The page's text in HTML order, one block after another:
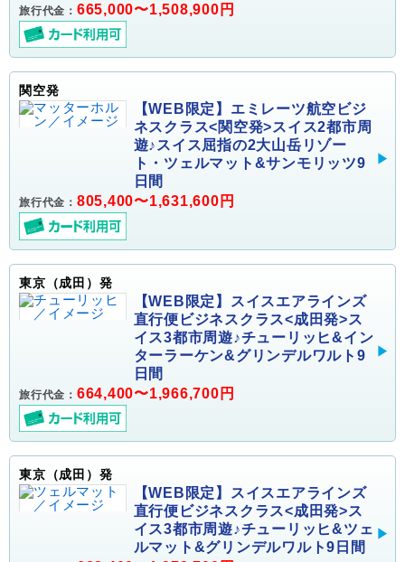
旅行代金： 665,000〜1,508,900円
関空発
【WEB限定】エミレーツ航空ビジ
ネスクラス<関空発>スイス2都市周
遊♪スイス屈指の2大山岳リゾー
ト・ツェルマット&サンモリッツ9
日間
旅行代金： 805,400〜1,631,600円
東京（成田）発
【WEB限定】スイスエアラインズ
直行便ビジネスクラス<成田発>ス
イス3都市周遊♪チューリッヒ&イン
ターラーケン&グリンデルワルト9
日間
旅行代金： 664,400〜1,966,700円
東京（成田）発
【WEB限定】スイスエアラインズ
直行便ビジネスクラス<成田発>ス
イス3都市周遊♪チューリッヒ&ツェ
ルマット&グリンデルワルト9日間